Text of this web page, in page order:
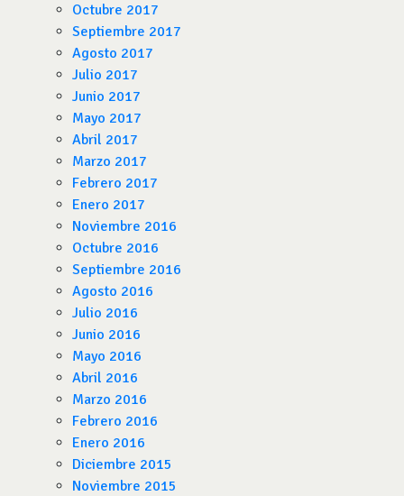
Octubre 2017
Septiembre 2017
Agosto 2017
Julio 2017
Junio 2017
Mayo 2017
Abril 2017
Marzo 2017
Febrero 2017
Enero 2017
Noviembre 2016
Octubre 2016
Septiembre 2016
Agosto 2016
Julio 2016
Junio 2016
Mayo 2016
Abril 2016
Marzo 2016
Febrero 2016
Enero 2016
Diciembre 2015
Noviembre 2015